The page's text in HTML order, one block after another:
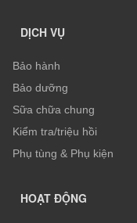
DỊCH VỤ
Bảo hành
Bảo dưỡng
Sữa chữa chung
Kiểm tra/triệu hồi
Phụ tùng & Phụ kiện
HOẠT ĐỘNG